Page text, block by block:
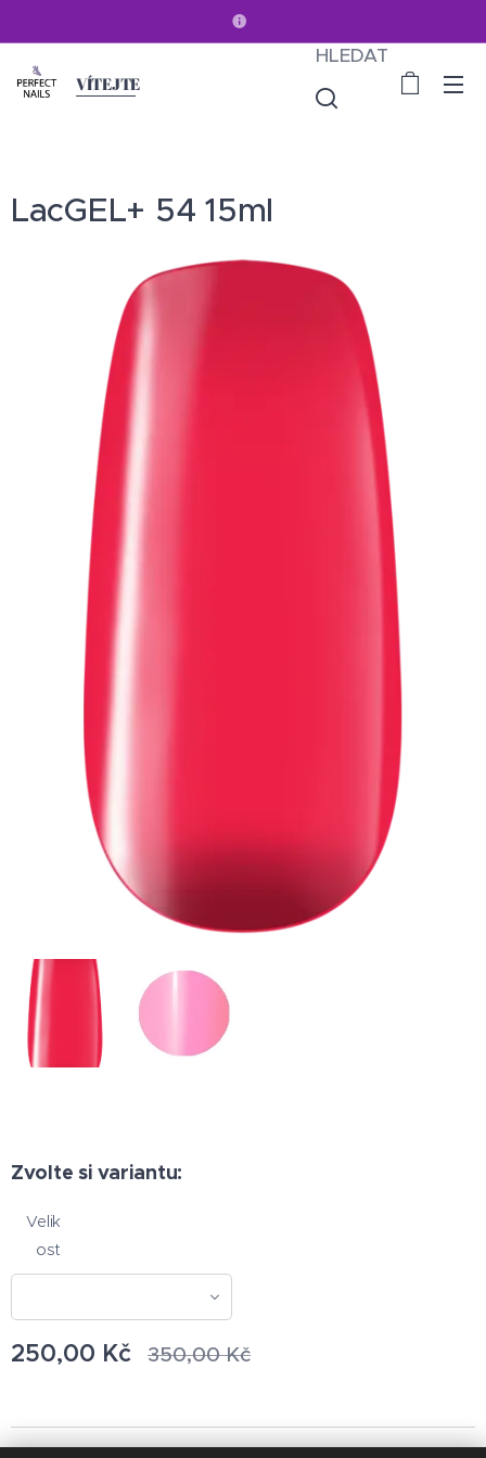
VÍTEJTE
HLEDAT
LacGEL+ 54 15ml
Zvolte si variantu:
Velik
ost
250,00 Kč 350,00Kč